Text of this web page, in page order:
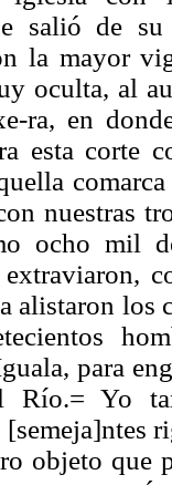
salió de su
la mayor
oculta, al
ra, en
esta corte
nuestras
ocho mil
alistaron los
para
Río.= Yo
[semeja]ntes
objeto que